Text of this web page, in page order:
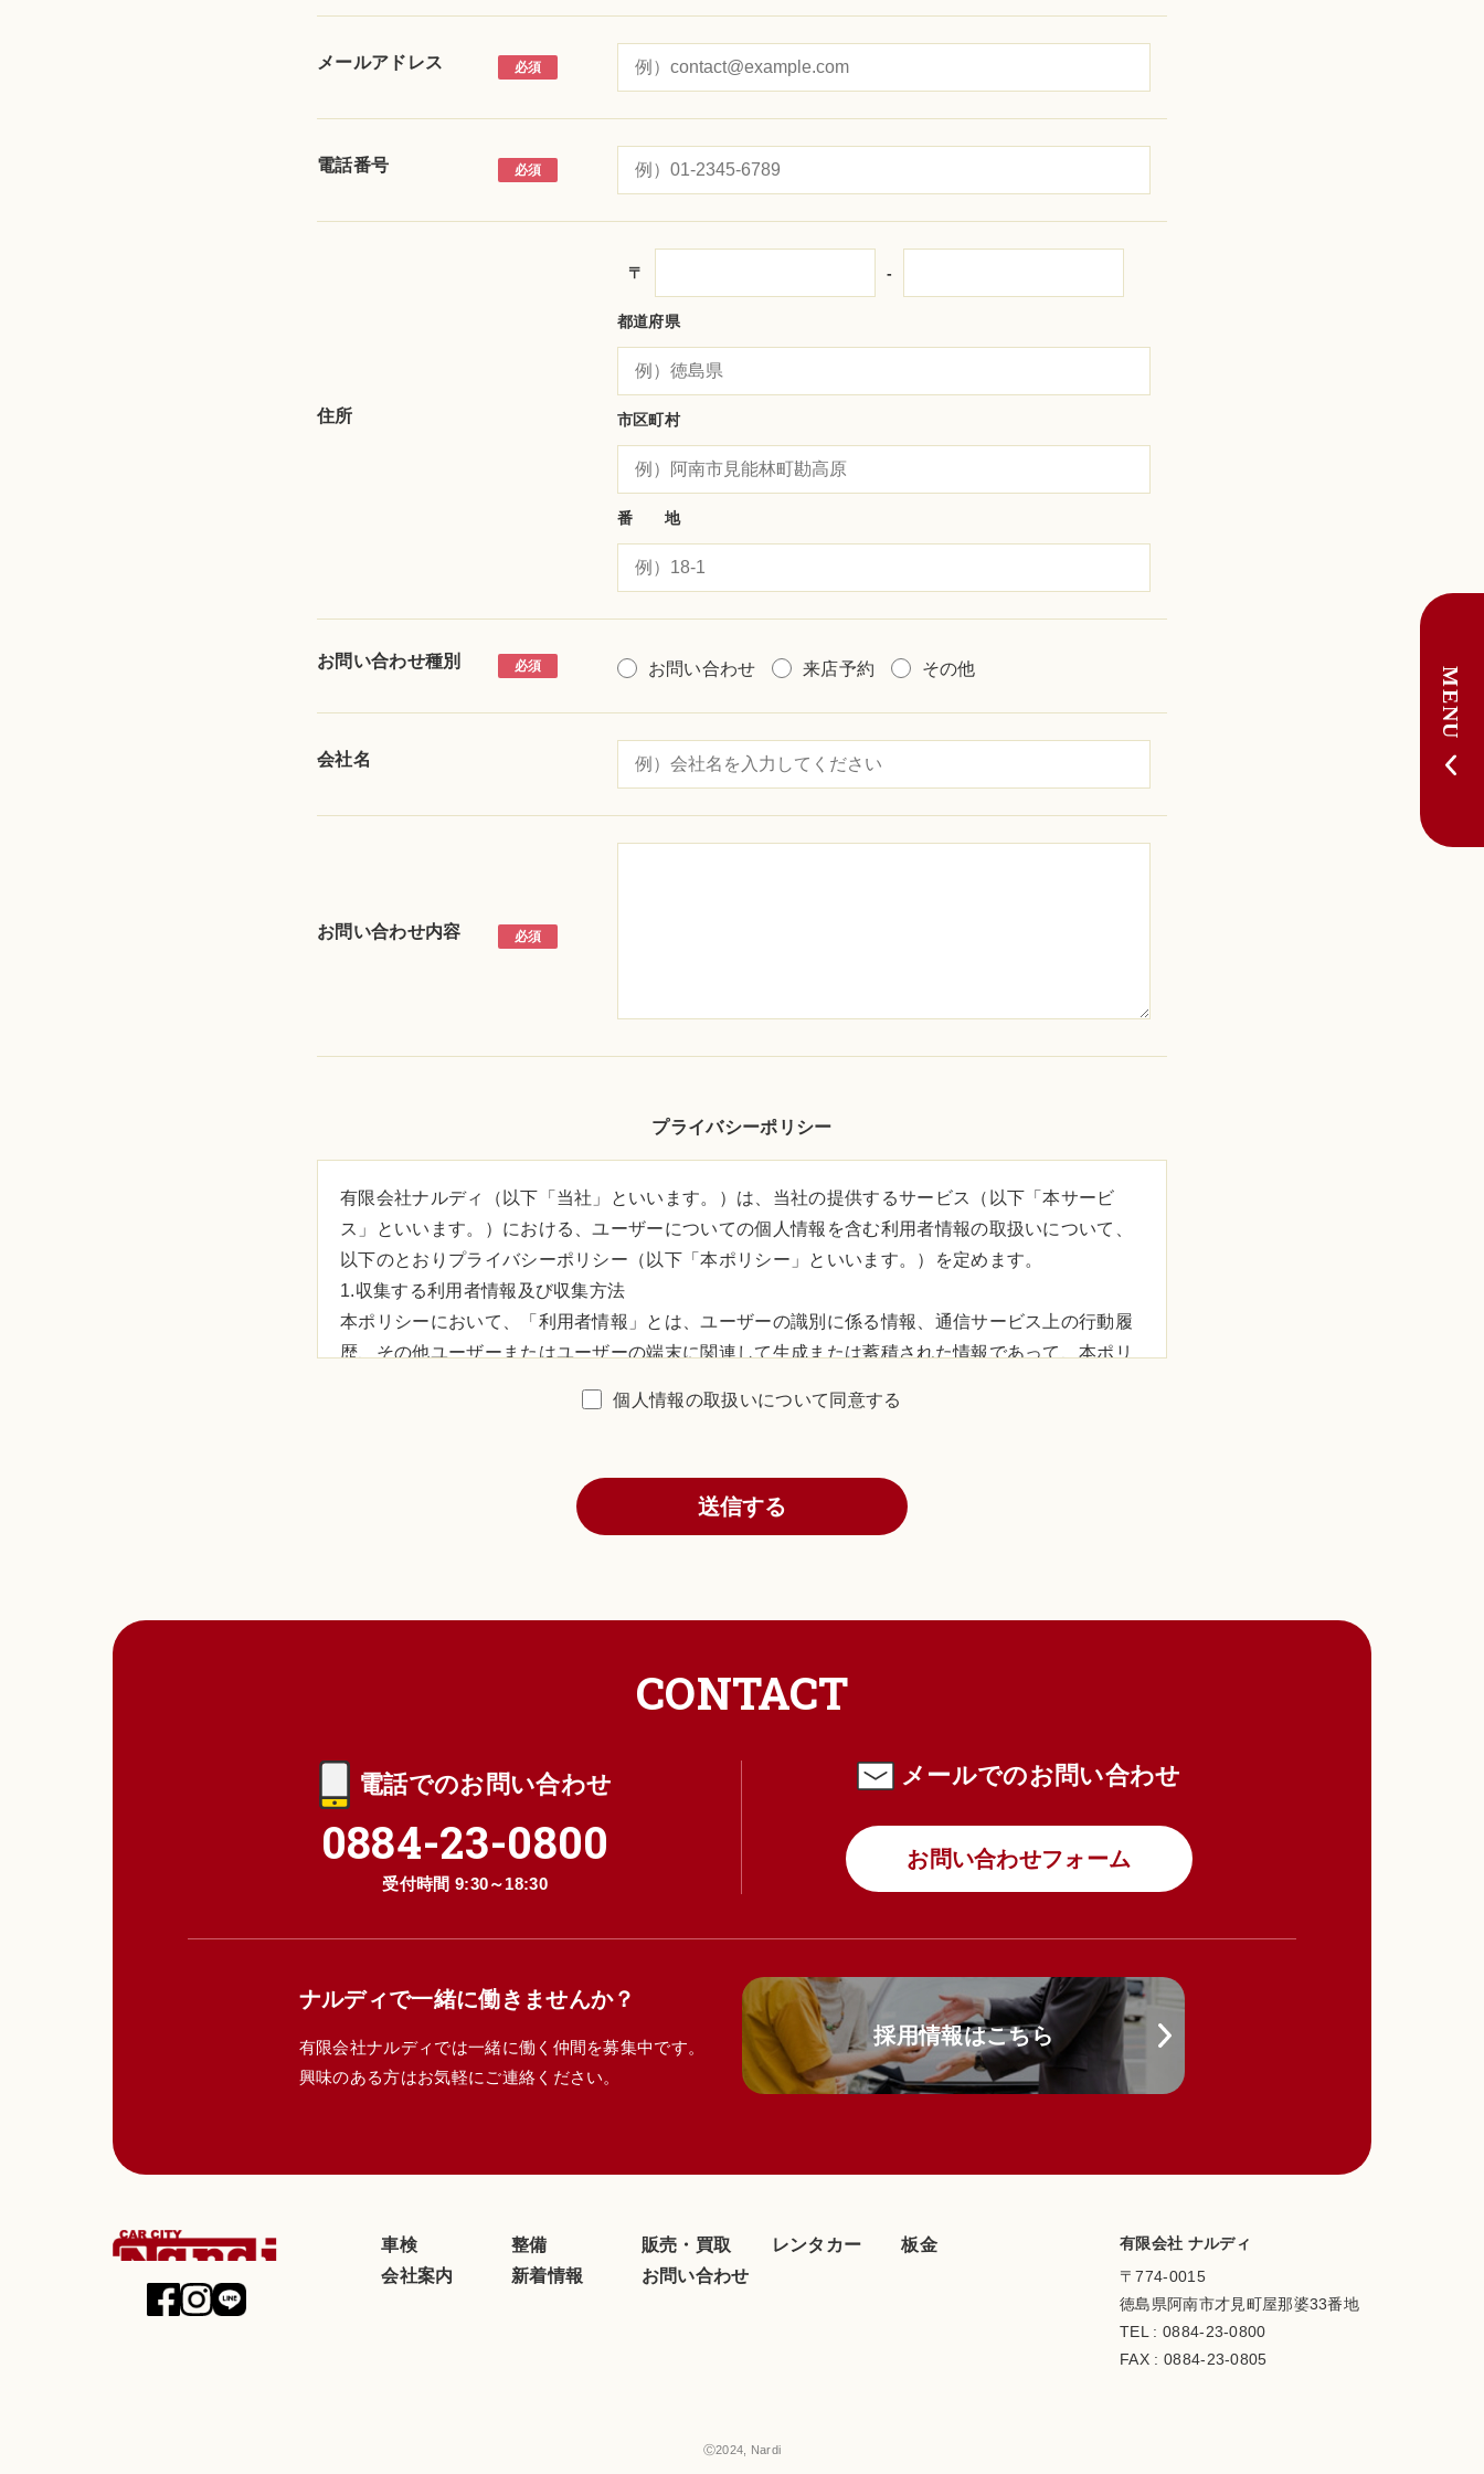
メールアドレス 必須
電話番号 必須
住所
〒 ‐
都道府県
市区町村
番 地
お問い合わせ種別 必須 お問い合わせ 来店予約 その他
会社名
お問い合わせ内容 必須
プライバシーポリシー
有限会社ナルディ（以下「当社」といいます。）は、当社の提供するサービス（以下「本サービ
ス」といいます。）における、ユーザーについての個人情報を含む利用者情報の取扱いについて、
以下のとおりプライバシーポリシー（以下「本ポリシー」といいます。）を定めます。
1.収集する利用者情報及び収集方法
本ポリシーにおいて、「利用者情報」とは、ユーザーの識別に係る情報、通信サービス上の行動履
歴、その他ユーザーまたはユーザーの端末に関連して生成または蓄積された情報であって、本ポリ
用者情報は、その収集方法に応じて、以下のようなものとなります。
じてユーザーからご提供いただく情報は以下のとおりです。
・氏名、生年月日、性別、職業等プロフィールに関する情報
・メールアドレス、電話番号、住所等連絡先に関する情報
当該外部サービスから収集します。
・その他当該外部サービスのプライバシー設定によりユーザーが連携先に開示を認めた情報
(3) ユーザーが本サービスを利用するにあたって、当社が収集する情報
これには以下の情報が含まれます。
・IPアドレス
(4) ユーザーが本サービスを利用するにあたって、当社がユーザーの個別同意に基づいて収集する情
2.利用目的
本サービスのサービス提供にかかわる利用者情報の具体的な利用目的は以下のとおりです。
(1) 本サービスに関する登録の受付、本人確認、ユーザー認証、ユーザー設定の記録、利用料金の決
個人情報の取扱いについて同意する
送信する
CONTACT
電話でのお問い合わせ
0884-23-0800
受付時間 9:30～18:30
メールでのお問い合わせ
お問い合わせフォーム
ナルディで一緒に働きませんか？
有限会社ナルディでは一緒に働く仲間を募集中です。
興味のある方はお気軽にご連絡ください。
採用情報はこちら
車検 整備 販売・買取 レンタカー
板金
会社案内
新着情報 お問い合わせ
有限会社 ナルディ
〒774-0015
徳島県阿南市才見町屋那婆33番地
TEL : 0884-23-0800
FAX : 0884-23-0805
Ⓒ2024, Nardi